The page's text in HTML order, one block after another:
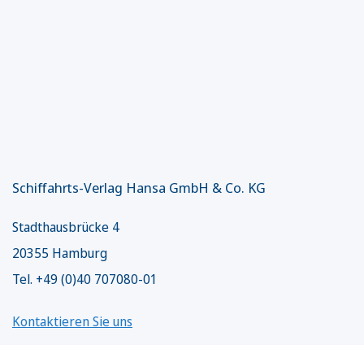
Schiffahrts-Verlag Hansa GmbH & Co. KG
Stadthausbrücke 4
20355 Hamburg
Tel. +49 (0)40 707080-01
Kontaktieren Sie uns